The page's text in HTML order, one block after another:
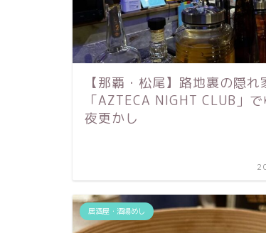
【那覇・松尾】路地裏の隠れ
「AZTECA NIGHT CLUB」
夜更かし
居酒屋・酒場めし